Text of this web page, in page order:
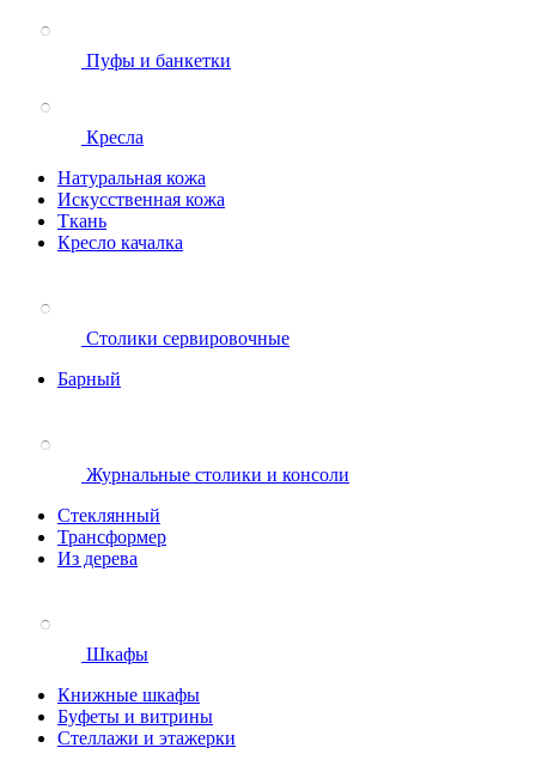
Пуфы и банкетки
Кресла
Натуральная кожа
Искусственная кожа
Ткань
Кресло качалка
Столики сервировочные
Барный
Журнальные столики и консоли
Стеклянный
Трансформер
Из дерева
Шкафы
Книжные шкафы
Буфеты и витрины
Стеллажи и этажерки